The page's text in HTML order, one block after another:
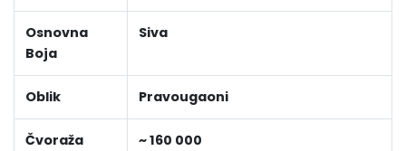
Osnovna
Boja
Siva
Oblik Pravougaoni
Čvoraža
~ 160 000